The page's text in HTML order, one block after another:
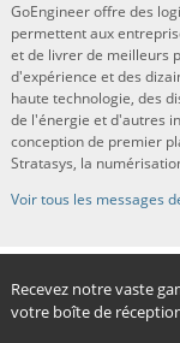
GoEngineer offre des
permettent aux
et de livrer de meilleurs
d'expérience et des
haute technologie, des
de l'énergie et d'autres
conception de premier
Stratasys, la
Voir tous les messages
Recevez notre vaste
votre boîte de